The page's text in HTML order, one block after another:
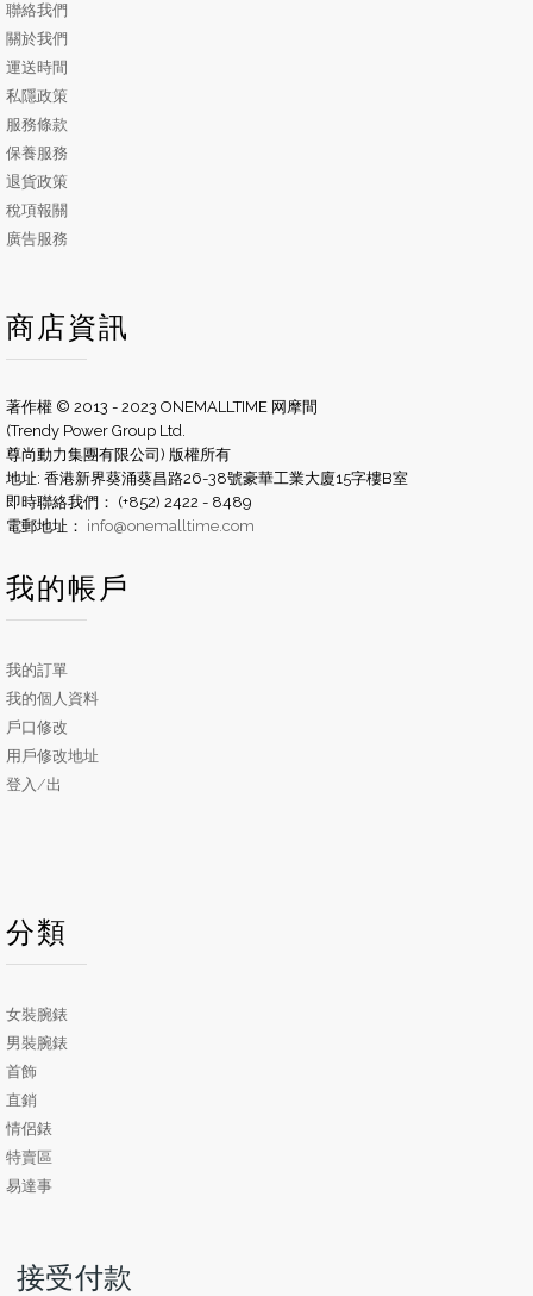
聯絡我們
關於我們
運送時間
私隱政策
服務條款
保養服務
退貨政策
稅項報關
廣告服務
商店資訊
著作權 © 2013 - 2023 ONEMALLTIME 网摩間
(Trendy Power Group Ltd.
尊尚動力集團有限公司) 版權所有
地址: 香港新界葵涌葵昌路26-38號豪華工業大廈15字樓B室
即時聯絡我們： (+852) 2422 - 8489
電郵地址： info@onemalltime.com
我的帳戶
我的訂單
我的個人資料
戶口修改
用戶修改地址
登入/出
分類
女裝腕錶
男裝腕錶
首飾
直銷
情侶錶
特賣區
易達事
接受付款